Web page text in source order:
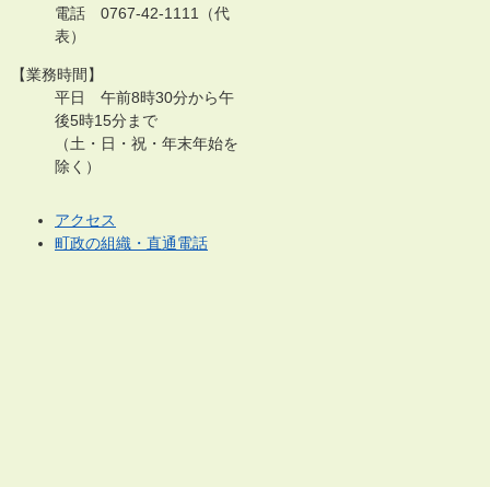
電話 0767-42-1111（代
表）
【業務時間】
平日 午前8時30分から午
後5時15分まで
（土・日・祝・年末年始を
除く）
アクセス
町政の組織・直通電話